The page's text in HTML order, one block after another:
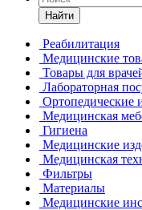
Найти
Реабилитация
Медицинские
Товары для
Лабораторная
Ортопедические
Медицинская
Гигиена
Медицинские
Медицинская
Фильтры
Материалы
Медицинские